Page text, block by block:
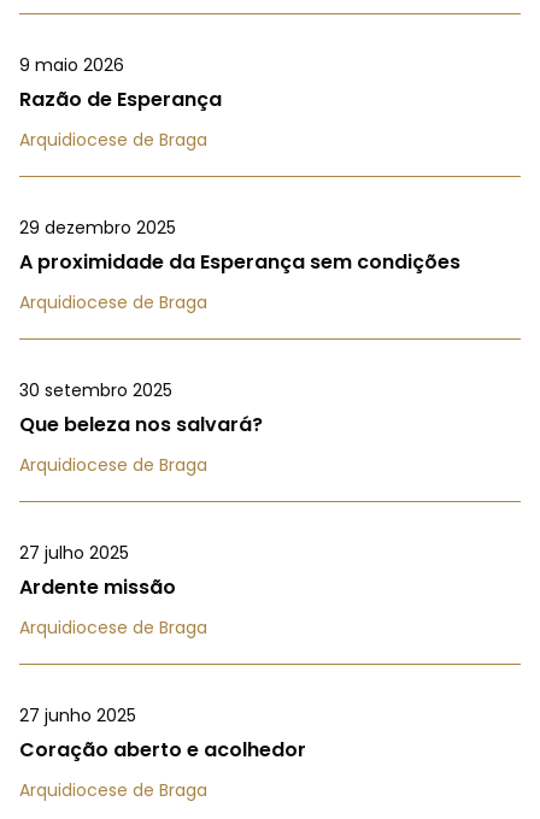
9 maio 2026
Razão de Esperança
Arquidiocese de Braga
29 dezembro 2025
A proximidade da Esperança sem condições
Arquidiocese de Braga
30 setembro 2025
Que beleza nos salvará?
Arquidiocese de Braga
27 julho 2025
Ardente missão
Arquidiocese de Braga
27 junho 2025
Coração aberto e acolhedor
Arquidiocese de Braga